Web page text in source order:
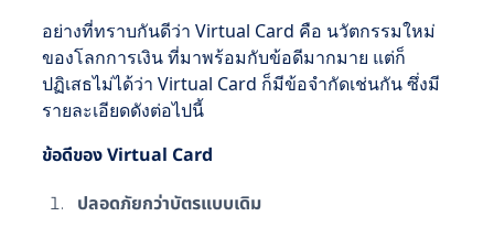
อย่างที่ทราบกันดีว่า Virtual Card คือ นวัตกรรมใหม่
ของโลกการเงิน ที่มาพร้อมกับข้อดีมากมาย แต่ก็
ปฏิเสธไม่ได้ว่า Virtual Card ก็มีข้อจำกัดเช่นกัน ซึ่งมี
รายละเอียดดังต่อไปนี้
ข้อดีของ Virtual Card
ปลอดภัยกว่าบัตรแบบเดิม